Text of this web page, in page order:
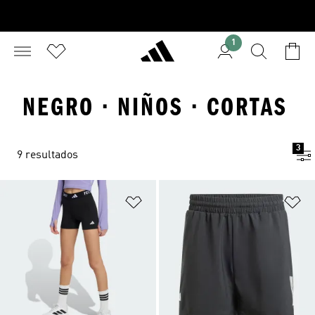
1
NEGRO · NIÑOS · CORTAS
9 resultados
3
Añadir a la lista de deseos